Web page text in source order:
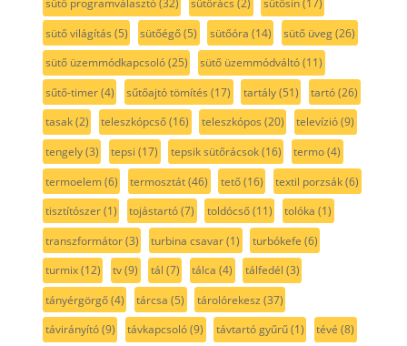
sütő programválasztó(32) sütőrács (2) sütősín(17)
sütő világítás (5) sütőégő(5) sütőóra (14) sütő üveg(26)
sütő üzemmódkapcsoló(25) sütő üzemmódváltó(11)
sűtő-timer(4) sűtőajtó tömítés (17) tartály(51) tartó(26)
tasak(2) teleszkópcső(16) teleszkópos (20) televízió(9)
tengely(3) tepsi (17) tepsik sütőrácsok(16) termo(4)
termoelem(6) termosztát(46) tető(16) textil porzsák(6)
tisztítószer(1) tojástartó(7) toldócső(11) tolóka (1)
transzformátor(3) turbina csavar(1) turbókefe (6)
turmix(12) tv(9) tál (7) tálca (4) tálfedél (3)
tányérgörgő(4) tárcsa (5) tárolórekesz (37)
távirányító(9) távkapcsoló(9) távtartó gyűrű(1) tévé (8)